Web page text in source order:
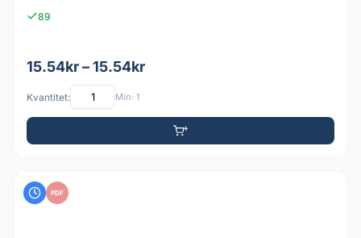
89
15.54kr – 15.54kr
Kvantitet: Min: 1
PDF